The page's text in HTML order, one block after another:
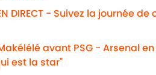
DIRECT - Suivez la journée
avant PSG - Arsenal
est la star"